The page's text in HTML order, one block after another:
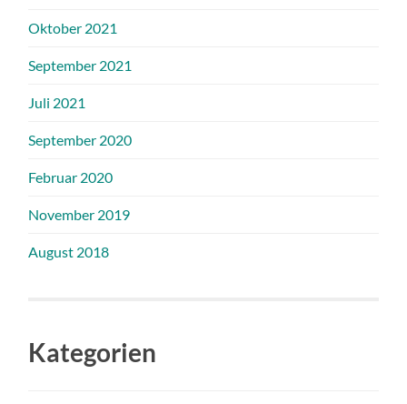
Oktober 2021
September 2021
Juli 2021
September 2020
Februar 2020
November 2019
August 2018
Kategorien